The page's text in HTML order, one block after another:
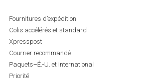
Fournitures d’expédition
Colis accélérés et standard
Xpresspost
Courrier recommandé
Paquets–É.-U. et international
Priorité